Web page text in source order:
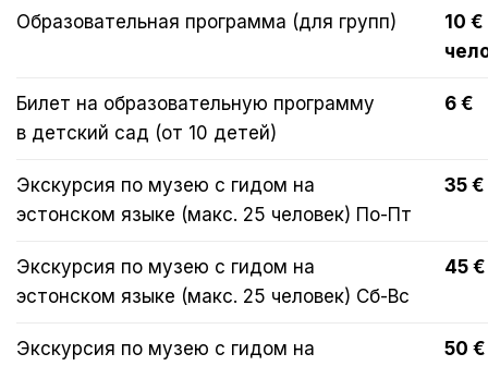
Образовательная программа (для групп)
10 €
Билет на образовательную программу
в детский сад (от 10 детей)
6 €
Экскурсия по музею с гидом на
эстонском языке (макс. 25 человек) По-Пт
35 €
Экскурсия по музею с гидом на
эстонском языке (макс. 25 человек) Сб-Вc
45 €
Экскурсия по музею с гидом на
50 €